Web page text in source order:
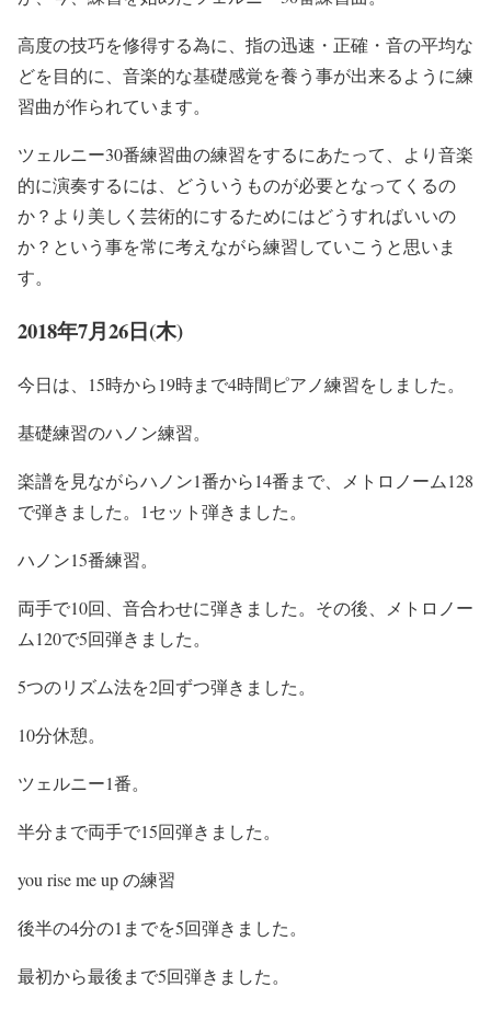
高度の技巧を修得する為に、指の迅速・正確・音の平均な
どを目的に、音楽的な基礎感覚を養う事が出来るように練
習曲が作られています。
ツェルニー30番練習曲の練習をするにあたって、より音楽
的に演奏するには、どういうものが必要となってくるの
か？より美しく芸術的にするためにはどうすればいいの
か？という事を常に考えながら練習していこうと思いま
す。
2018年7月26日(木)
今日は、15時から19時まで4時間ピアノ練習をしました。
基礎練習のハノン練習。
楽譜を見ながらハノン1番から14番まで、メトロノーム128
で弾きました。1セット弾きました。
ハノン15番練習。
両手で10回、音合わせに弾きました。その後、メトロノー
ム120で5回弾きました。
5つのリズム法を2回ずつ弾きました。
10分休憩。
ツェルニー1番。
半分まで両手で15回弾きました。
you rise me up の練習
後半の4分の1までを5回弾きました。
最初から最後まで5回弾きました。